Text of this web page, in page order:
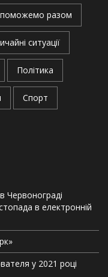
разом
ситуації
Політика
Спорт
Червонограді
в електронній
у 2021 році